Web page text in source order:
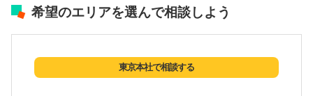
希望のエリアを選んで相談しよう
東京本社で相談する